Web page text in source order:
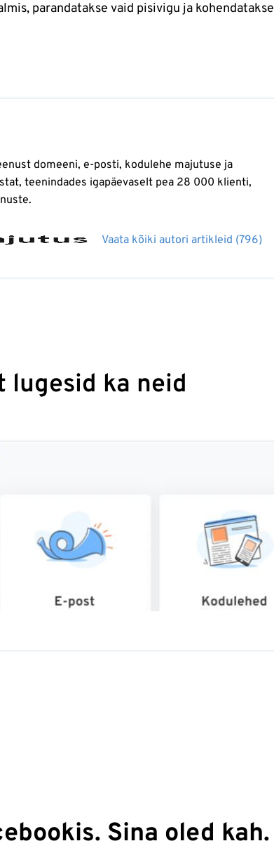
parandatakse vaid pisivigu ja kohendatakse
domeeni, e-posti, kodulehe majutuse ja
teenindades igapäevaselt pea 28 000 klienti,
Vaata kõiki autori artikleid (796)
lugesid ka neid
Sina oled kah.